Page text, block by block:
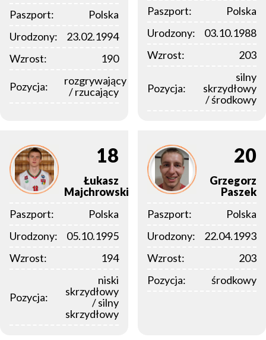
Paszport:
Polska
Urodzony:
23.02.1994
Wzrost:
190
Pozycja:
rozgrywający
/ rzucający
Paszport:
Polska
Urodzony:
03.10.1988
Wzrost:
203
Pozycja:
silny
skrzydłowy
/ środkowy
18
Łukasz
Majchrowski
Paszport:
Polska
Urodzony:
05.10.1995
Wzrost:
194
Pozycja:
niski
skrzydłowy
/ silny
skrzydłowy
20
Grzegorz
Paszek
Paszport:
Polska
Urodzony:
22.04.1993
Wzrost:
203
Pozycja:
środkowy